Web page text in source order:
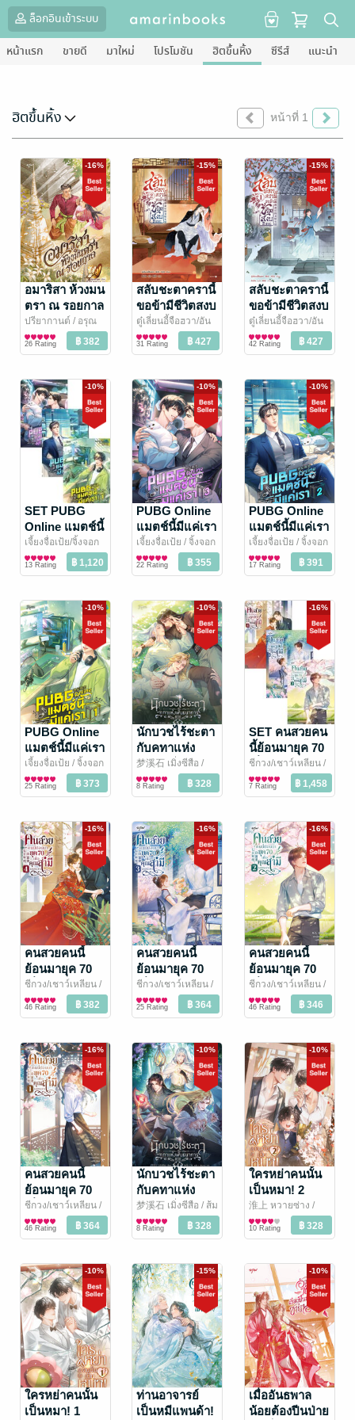
ล็อกอินเข้าระบบ
หน้าแรก
ขายดี มาใหม่ โปรโมชัน ฮิตขึ้นหิ้ง ซีรีส์ แนะนำ
ฮิตขึ้นหิ้ง หน้าที่ 1
-16%
อมาริสา ห้วงมน
ตรา ณ รอยกาล
ปรียากานต์ / อรุณ
นิยายรัก
26 Rating
-15%
สลับชะตาครานี้
ขอข้ามีชีวิตสงบ
ทีเถอะ เล่ม 2
ตู๋เลี่ยนอี้จือฮวา/อัน
จือ/ อรุณ
นิยายรักจีนโบราณ
31 Rating
-15%
สลับชะตาครานี้
ขอข้ามีชีวิตสงบ
ทีเถอะ เล่ม 1
ตู๋เลี่ยนอี้จือฮวา/อัน
จือ/ อรุณ
นิยายรักจีนโบราณ
42 Rating
-10%
SET PUBG
Online แมตช์นี้
มีแค่เรา เล่ม 1-
3 (จบ)
เจี้ยงจื่อเป้ย/จิ้งจอก
ธารา/ Rose by
Amarin
นิยายวาย Boy
Love / Yaoi
13 Rating
-10%
PUBG Online
แมตช์นี้มีแค่เรา
เล่ม 3 (จบ)
เจี้ยงจื่อเป้ย / จิ้งจอก
ธารา/ Rose by
Amarin
นิยายวาย Boy
Love / Yaoi
22 Rating
-10%
PUBG Online
แมตช์นี้มีแค่เรา
เล่ม 2
เจี้ยงจื่อเป้ย / จิ้งจอก
ธารา/ Rose by
Amarin
นิยายวาย Boy
Love / Yaoi
17 Rating
-10%
PUBG Online
แมตช์นี้มีแค่เรา
เล่ม 1
เจี้ยงจื่อเป้ย / จิ้งจอก
ธารา/ Rose by
Amarin
นิยายวาย Boy
Love / Yaoi
25 Rating
-10%
นักบวชไร้ชะตา
กับคทาแห่ง
พันธนาการ เล่ม
5 (จบ)
梦溪石 เมิ่งซีสือ /
TK./ Rose by
Amarin
นิยายวาย Boy
Love / Yaoi
8 Rating
-16%
SET คนสวยคน
นี้ย้อนมายุค 70
เพื่อคุณสามีเลย
นะคะ เล่ม 1-4
(จบ)
ชีกวง/เชาว์เหลียน/
อรุณ
นิยายรักจีนโบราณ
7 Rating
-16%
คนสวยคนนี้
ย้อนมายุค 70
เพื่อคุณสามีเลย
นะคะ เล่ม 4
ชีกวง/เชาว์เหลียน /
อรุณ
นิยายรักจีนโบราณ
46 Rating
-16%
คนสวยคนนี้
ย้อนมายุค 70
เพื่อคุณสามีเลย
นะคะ เล่ม 3
ชีกวง/เชาว์เหลียน /
อรุณ
นิยายรักจีนโบราณ
25 Rating
-16%
คนสวยคนนี้
ย้อนมายุค 70
เพื่อคุณสามีเลย
นะคะ เล่ม 2
ชีกวง/เชาว์เหลียน/
อรุณ
นิยายรักจีนโบราณ
46 Rating
-16%
คนสวยคนนี้
ย้อนมายุค 70
เพื่อคุณสามีเลย
นะคะ เล่ม 1
ชีกวง/เชาว์เหลียน /
อรุณ
นิยายรักจีนโบราณ
46 Rating
-10%
นักบวชไร้ชะตา
กับคทาแห่ง
พันธนาการ เล่ม
4
梦溪石 เมิ่งซีสือ / ส้ม
จี๊ด และ TK.
/ Rose
by Amarin
นิยายวาย Boy
Love / Yaoi
8 Rating
-10%
ใครหย่าคนนั้น
เป็นหมา! 2
淮上 หวายซ่าง /
ไช่ฉิง/ Rose by
Amarin
นิยายวาย Boy
Love / Yaoi
10 Rating
-10%
ใครหย่าคนนั้น
เป็นหมา! 1
-15%
ท่านอาจารย์
เป็นหมีแพนด้า!
-10%
เมื่ออันธพาล
น้อยต้องปีนป่าย